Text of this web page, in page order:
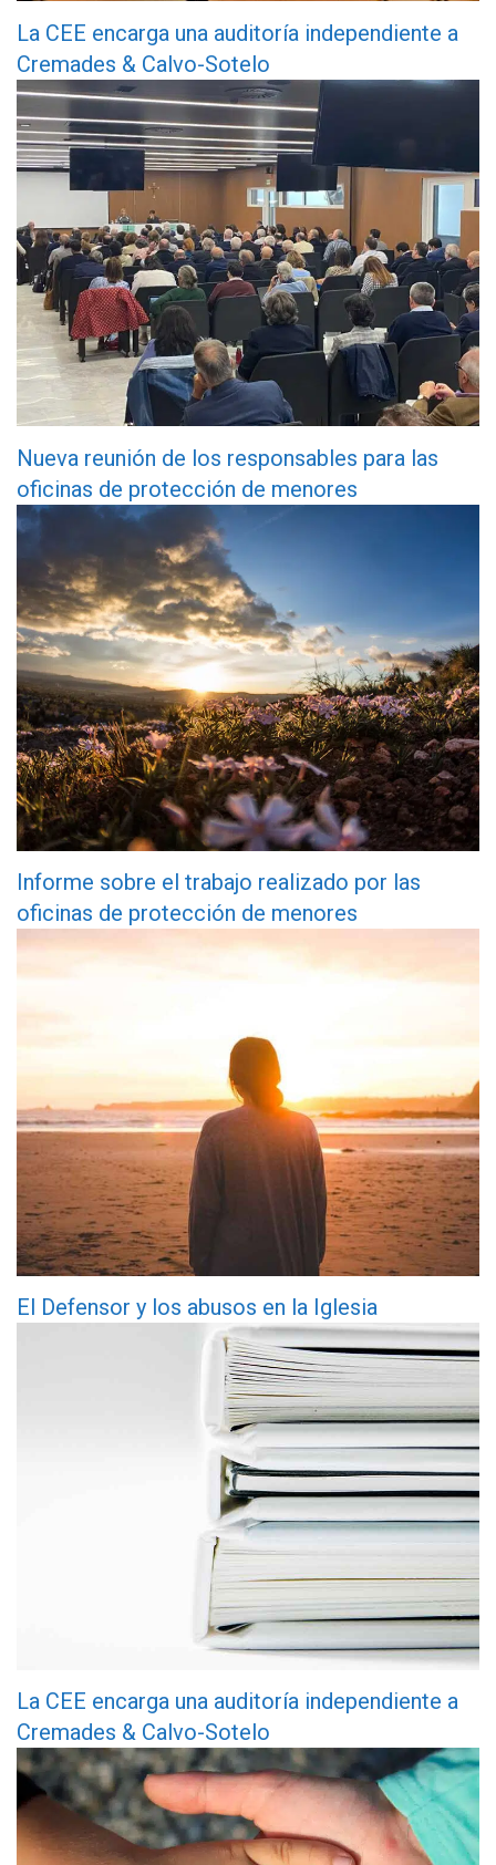
La CEE encarga una auditoría independiente a
Cremades & Calvo-Sotelo
Nueva reunión de los responsables para las
oficinas de protección de menores
Informe sobre el trabajo realizado por las
oficinas de protección de menores
El Defensor y los abusos en la Iglesia
La CEE encarga una auditoría independiente a
Cremades & Calvo-Sotelo